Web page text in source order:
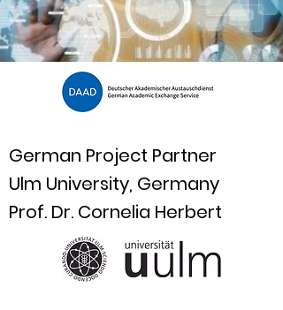
German Project Partner
Ulm University, Germany
Prof. Dr. Cornelia Herbert